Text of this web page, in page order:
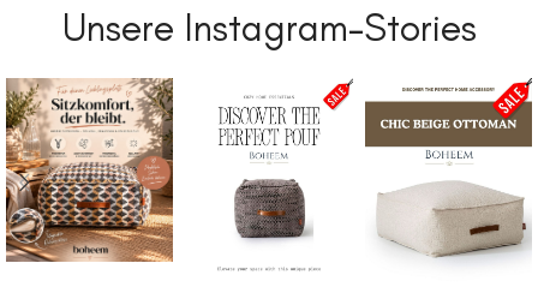
Unsere Instagram-Stories